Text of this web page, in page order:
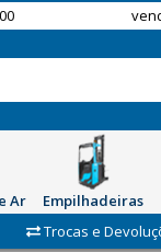
Ar Empilhadeiras
Trocas e